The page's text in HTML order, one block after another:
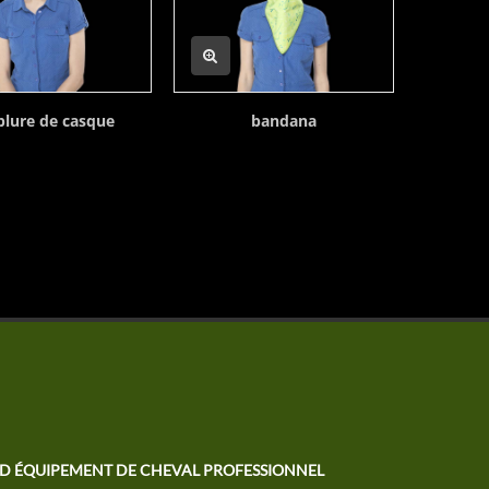
de casque bandana
ÉQUIPEMENT DE CHEVAL PROFESSIONNEL